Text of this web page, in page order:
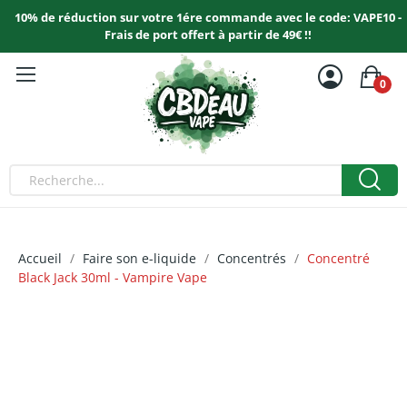
10% de réduction sur votre 1ére commande avec le code: VAPE10 -
Frais de port offert à partir de 49€ !!
0
Accueil Faire son e-liquide Concentrés
Concentré
Black Jack 30ml - Vampire Vape